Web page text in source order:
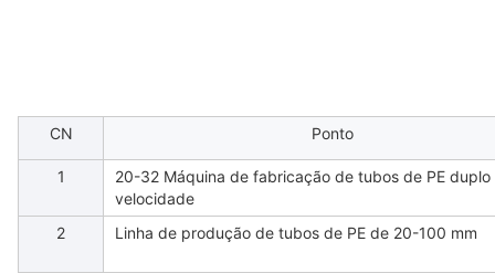
CN Ponto
1
20-32 Máquina de fabricação de tubos de PE duplo
velocidade
2
Linha de produção de tubos de PE de 20-100 mm